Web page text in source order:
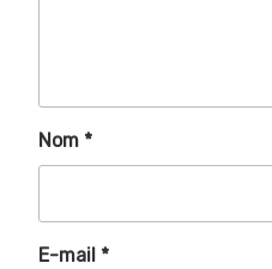
Nom *
E-mail *